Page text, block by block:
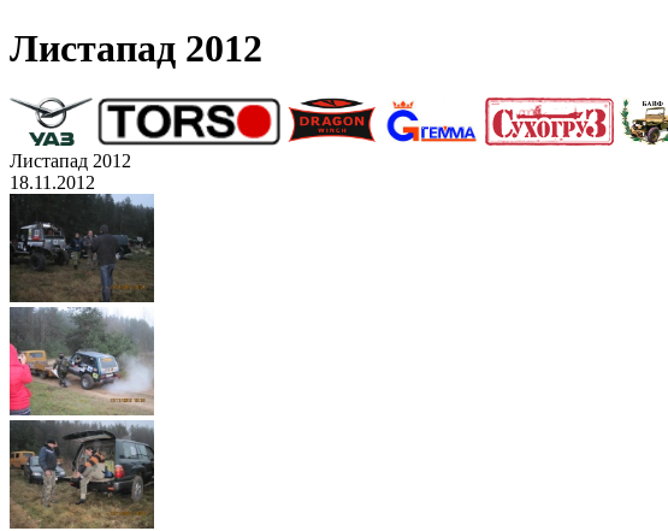
Листапад 2012
Листапад 2012
18.11.2012